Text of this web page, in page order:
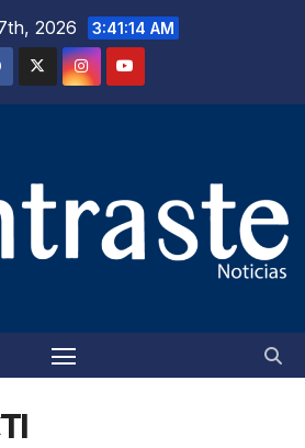
2026 3:41:15 AM